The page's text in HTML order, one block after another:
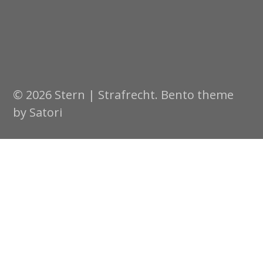
© 2026 Stern | Strafrecht. Bento theme
by Satori